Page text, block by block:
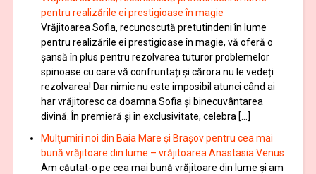
pentru realizările ei prestigioase în magie
Vrăjitoarea Sofia, recunoscută pretutindeni în lume
pentru realizările ei prestigioase în magie, vă oferă o
şansă în plus pentru rezolvarea tuturor problemelor
spinoase cu care vă confruntați și cărora nu le vedeți
rezolvarea! Dar nimic nu este imposibil atunci când ai
har vrăjitoresc ca doamna Sofia şi binecuvântarea
divină. În premieră şi în exclusivitate, celebra […]
Mulţumiri noi din Baia Mare și Brașov pentru cea mai
bună vrăjitoare din lume – vrăjitoarea Anastasia Venus
Am căutat-o pe cea mai bună vrăjitoare din lume și am